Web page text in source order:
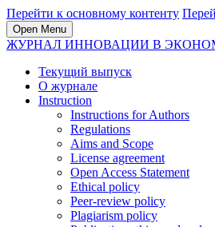
Перейти к основному контенту
Open Menu
ЖУРНАЛ ИННОВАЦИИ В
Текущий выпуск
О журнале
Instruction
Instructions for Authors
Regulations
Aims and Scope
License agreement
Open Access Statement
Ethical policy
Peer-review policy
Plagiarism policy